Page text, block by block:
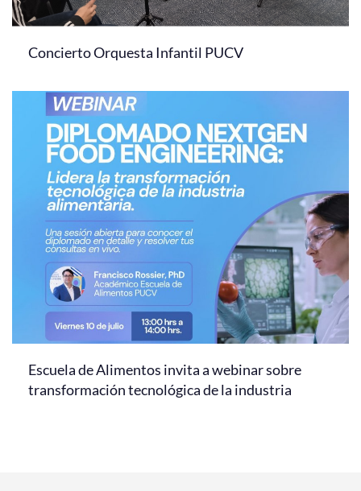
Concierto Orquesta Infantil PUCV
Escuela de Alimentos invita a webinar sobre
transformación tecnológica de la industria